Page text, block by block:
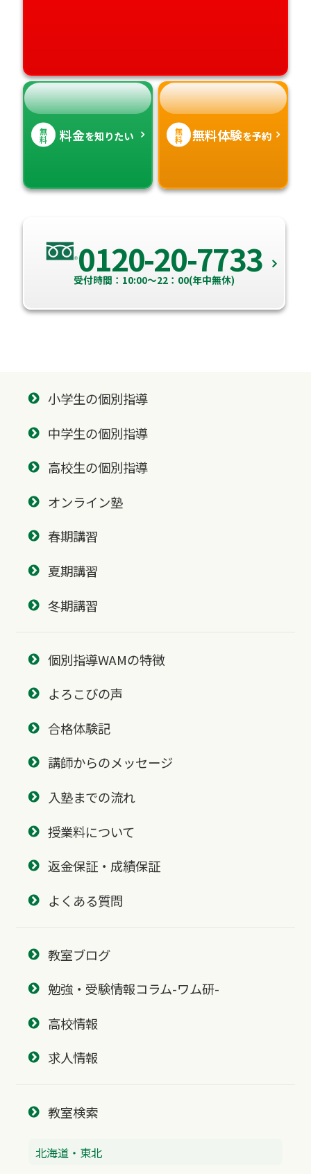
無
料 料金を知りたい 無
料 無料体験を予約
0120-20-7733
受付時間：10:00～22：00(年中無休)
小学生の個別指導
中学生の個別指導
高校生の個別指導
オンライン塾
春期講習
夏期講習
冬期講習
個別指導WAMの特徴
よろこびの声
合格体験記
講師からのメッセージ
入塾までの流れ
授業料について
返金保証・成績保証
よくある質問
教室ブログ
勉強・受験情報コラム-ワム研-
高校情報
求人情報
教室検索
北海道・東北